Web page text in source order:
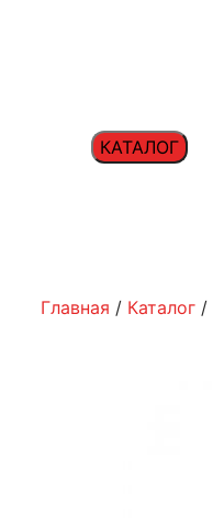
КАТАЛОГ
Главная / Каталог /